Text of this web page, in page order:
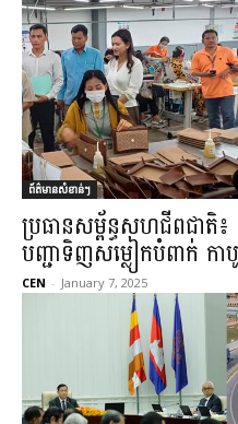
ព័ត៌មានសំខាន់ៗ
ប្រធានសម្ព័ន្ធសហជីពជាតិ​៖
បញ្ជាទិញសម្លៀកបំពាក់ កា
CEN - January 7, 2025